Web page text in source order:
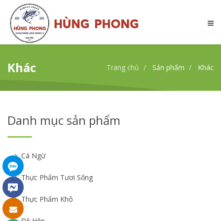
Khác Trang chủ Sản phẩm Khác
Danh mục sản phẩm
Cá Ngừ
Thực Phẩm Tươi Sống
Thực Phẩm Khô